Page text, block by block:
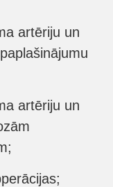
artēriju un
artēriju un